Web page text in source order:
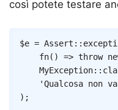
così potete testare
$e = Assert ::
fn( ) => throw
MyException::
'Qualcosa non
) ;